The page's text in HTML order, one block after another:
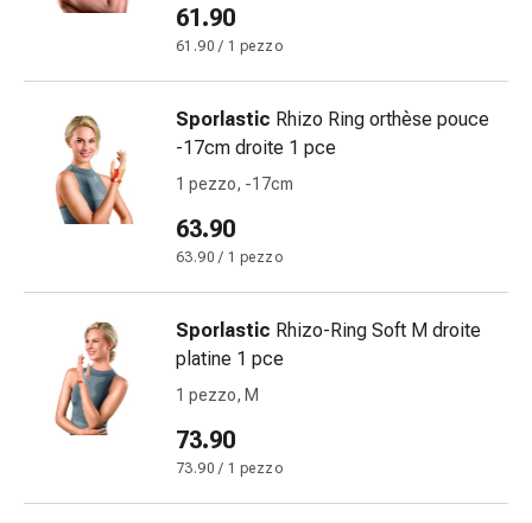
Medicazioni
Bende,
accessori
Medicazioni
tubolari
di
medicazione
Ustioni
il
61.90
61.90 / 1 pezzo
Sporlastic Rhizo Ring orthèse pouce
-17cm droite 1 pce
1 pezzo, -17cm
63.90
63.90 / 1 pezzo
Sporlastic Rhizo-Ring Soft M droite
platine 1 pce
1 pezzo, M
73.90
73.90 / 1 pezzo